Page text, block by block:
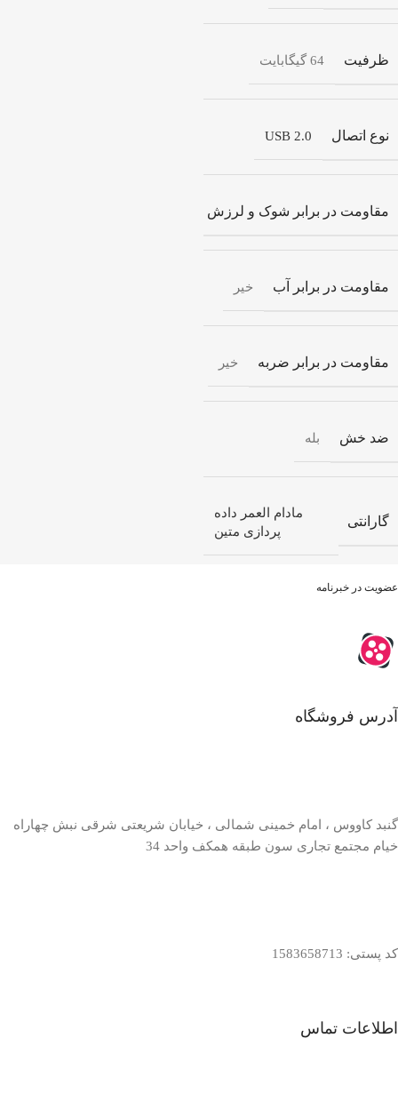
ظرفیت 64 گیگابایت
نوع اتصال USB 2.0
مقاومت در برابر شوک و لرزش
مقاومت در برابر آب خیر
مقاومت در برابر ضربه خیر
ضد خش بله
گارانتی
مادام العمر داده
پردازی متین
عضویت در خبرنامه
آدرس فروشگاه
گنبد کاووس ، امام خمینی شمالی ، خیابان شریعتی شرقی نبش چهاراه
خیام مجتمع تجاری سون طبقه همکف واحد 34
کد پستی: 1583658713
اطلاعات تماس